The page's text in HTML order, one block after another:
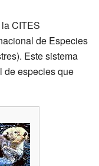
CITES
de Especies
Este sistema
de especies que